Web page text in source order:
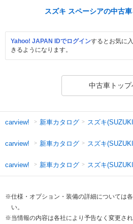
スズキ スペーシアの中古
Yahoo! JAPAN IDでログインするとお気に
きるようになります。
中古車トップ
carview! 新車カタログ スズキ
carview! 新車カタログ スズキ
carview! 新車カタログ スズキ
※仕様・オプション・装備の詳細については
い。
※当情報の内容は各社により予告なく変更さ